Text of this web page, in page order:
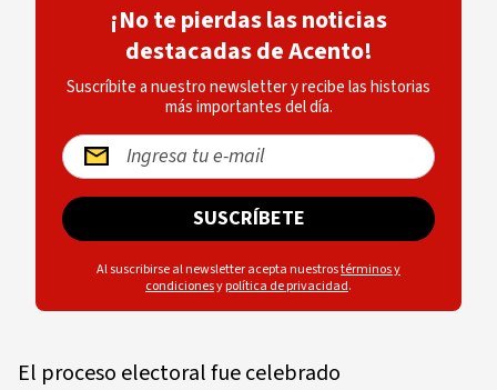
¡No te pierdas las noticias
destacadas de Acento!
Suscríbite a nuestro newsletter y recibe las historias
más importantes del día.
SUSCRÍBETE
Al suscribirse al newsletter acepta nuestrostérminos y
condicionesypolítica de privacidad.
El proceso electoral fue celebrado